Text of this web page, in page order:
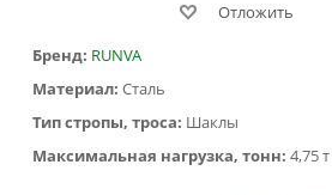
Отложить
Бренд: RUNVA
Материал: Сталь
Тип стропы, троса: Шаклы
Максимальная нагрузка, тонн: 4,75 т